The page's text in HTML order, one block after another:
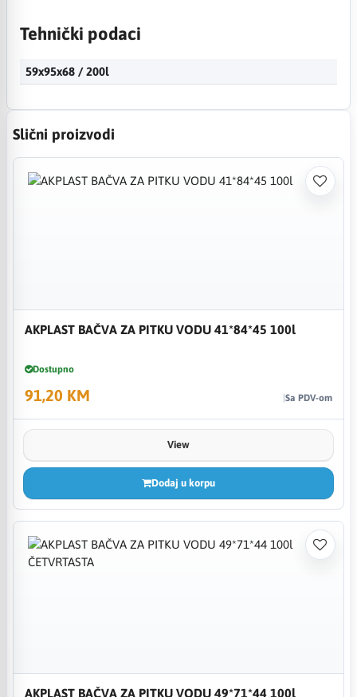
Tehnički podaci
59x95x68 / 200l
Slični proizvodi
AKPLAST BAČVA ZA PITKU VODU 41*84*45 100l
Dostupno
91,20 KM Sa PDV-om
View
Dodaj u korpu
AKPLAST BAČVA ZA PITKU VODU 49*71*44 100l